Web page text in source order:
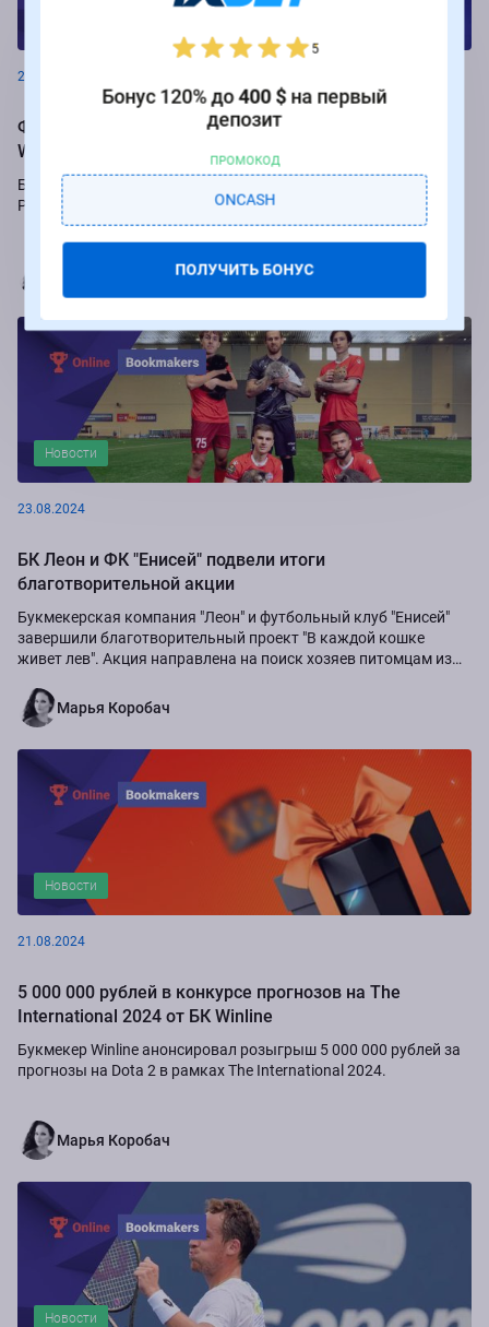
26.08.2024
Фрибеты до 250 000 рублей за ставки на РПЛ от БК
Winline
Букмекер Winline подарит бесплатные ставки за пари на игры
Российской Премьер-лиги.
Новости
23.08.2024
БК Леон и ФК "Енисей" подвели итоги
благотворительной акции
Букмекерская компания "Леон" и футбольный клуб "Енисей"
завершили благотворительный проект "В каждой кошке
живет лев". Акция направлена на поиск хозяев питомцам из
Марья Коробач
Новости
21.08.2024
5 000 000 рублей в конкурсе прогнозов на The
International 2024 от БК Winline
Букмекер Winline анонсировал розыгрыш 5 000 000 рублей за
прогнозы на Dota 2 в рамках The International 2024.
Марья Коробач
Новости
5
Бонус 120% до400 $на первый
депозит
ПРОМОКОД
ONCASH
ПОЛУЧИТЬ БОНУС